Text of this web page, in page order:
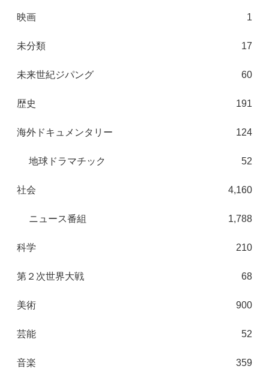
映画 1
未分類 17
未来世紀ジパング 60
歴史 191
海外ドキュメンタリー 124
地球ドラマチック 52
社会 4,160
ニュース番組 1,788
科学 210
第２次世界大戦 68
美術 900
芸能 52
音楽 359